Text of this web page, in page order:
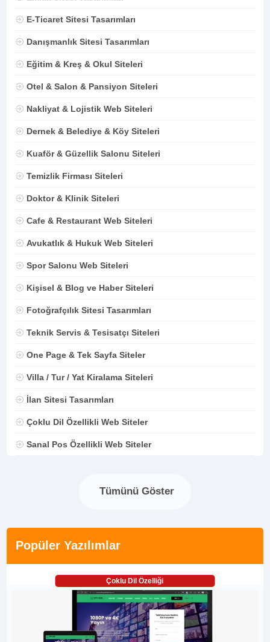
E-Ticaret Sitesi Tasarımları
Danışmanlık Sitesi Tasarımları
Eğitim & Kreş & Okul Siteleri
Otel & Salon & Pansiyon Siteleri
Nakliyat & Lojistik Web Siteleri
Dernek & Belediye & Köy Siteleri
Kuaför & Güzellik Salonu Siteleri
Temizlik Firması Siteleri
Doktor & Klinik Siteleri
Cafe & Restaurant Web Siteleri
Avukatlık & Hukuk Web Siteleri
Spor Salonu Web Siteleri
Kişisel & Blog ve Haber Siteleri
Fotoğrafçılık Sitesi Tasarımları
Teknik Servis & Tesisatçı Siteleri
One Page & Tek Sayfa Siteler
Villa / Tur / Yat Kiralama Siteleri
İlan Sitesi Tasarımları
Çoklu Dil Özellikli Web Siteler
Sanal Pos Özellikli Web Siteler
Tümünü Göster
Popüler Yazılımlar
Çoklu Dil Özelliği